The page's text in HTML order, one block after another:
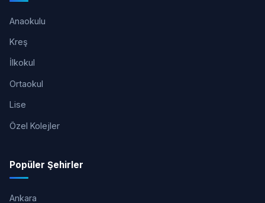
Anaokulu
Kreş
İlkokul
Ortaokul
Lise
Özel Kolejler
Popüler Şehirler
Ankara